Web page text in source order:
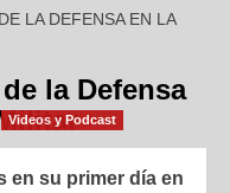
LA DEFENSA EN LA
la Defensa
Videos y Podcast
en su primer día en